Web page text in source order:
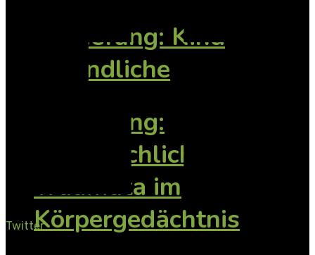
Vertiefung: Kind
Jugendliche
Vertiefung:
Vorsprachliche
Traumata im
Körpergedächtnis
Twitter